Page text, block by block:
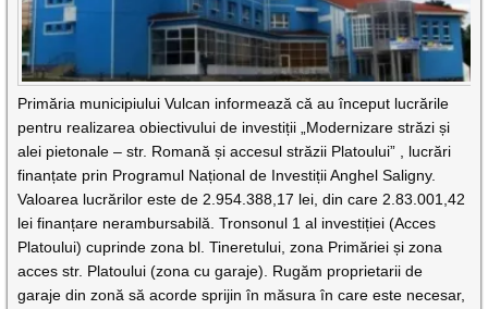
Primăria municipiului Vulcan informează că au început lucrările
pentru realizarea obiectivului de investiții „Modernizare străzi și
alei pietonale – str. Romană și accesul străzii Platoului” , lucrări
finanțate prin Programul Național de Investiții Anghel Saligny.
Valoarea lucrărilor este de 2.954.388,17 lei, din care 2.83.001,42
lei finanțare nerambursabilă. Tronsonul 1 al investiției (Acces
Platoului) cuprinde zona bl. Tineretului, zona Primăriei și zona
acces str. Platoului (zona cu garaje). Rugăm proprietarii de
garaje din zonă să acorde sprijin în măsura în care este necesar,